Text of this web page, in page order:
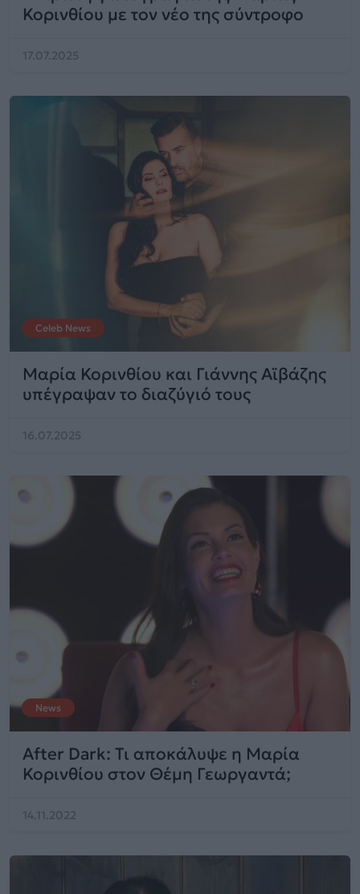
Κορινθίου με τον νέο της σύντροφο
17.07.2025
Celeb News
Μαρία Κορινθίου και Γιάννης Αϊβάζης
υπέγραψαν το διαζύγιό τους
16.07.2025
News
After Dark: Τι αποκάλυψε η Μαρία
Κορινθίου στον Θέμη Γεωργαντά;
14.11.2022